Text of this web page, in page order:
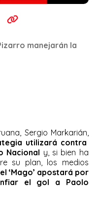
manejarán la
Sergio Markarián,
utilizará contra
Nacional y, si bien ha
su plan, los medios
el ‘Mago’ apostará por
el gol a Paolo